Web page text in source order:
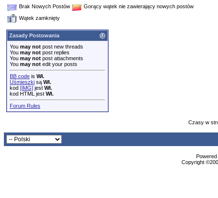
Brak Nowych Postów
Gorący wątek nie zawierający nowych postów
Wątek zamknięty
Zasady Postowania
You may not post new threads
You may not post replies
You may not post attachments
You may not edit your posts
BB code is Wł.
Uśmieszki są Wł.
kod [IMG] jest Wł.
kod HTML jest Wł.
Forum Rules
Czasy w
Copyright